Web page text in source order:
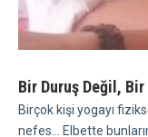
Bir Duruş Değil,
Birçok kişi yogayı
nefes... Elbette